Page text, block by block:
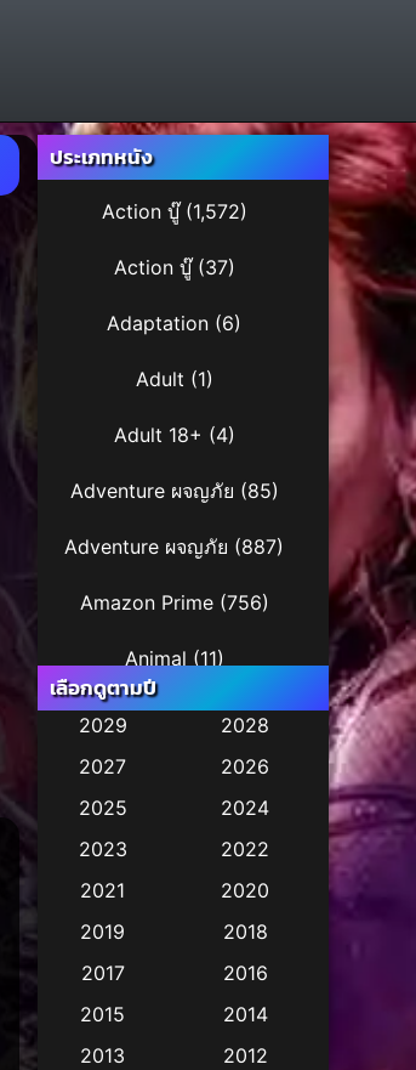
ประเภทหนัง
Action บู๊(1,572)
Action บู๊(37)
Adaptation (6)
Adult (1)
Adult 18+ (4)
Adventure ผจญภัย (85)
Adventure ผจญภัย (887)
Amazon Prime(756)
Animal (11)
Animation การ์ตูน(29)
Animation การ์ตูน(36)
Animation อนิเมชั่น(1)
Animation แอนิเมชัน (1)
Anthology (2)
เลือกดูตามปี
2029
2028
2027
2026
2025
2024
2023
2022
2021
2020
2019
2018
2017
2016
2015
2014
2013
2012